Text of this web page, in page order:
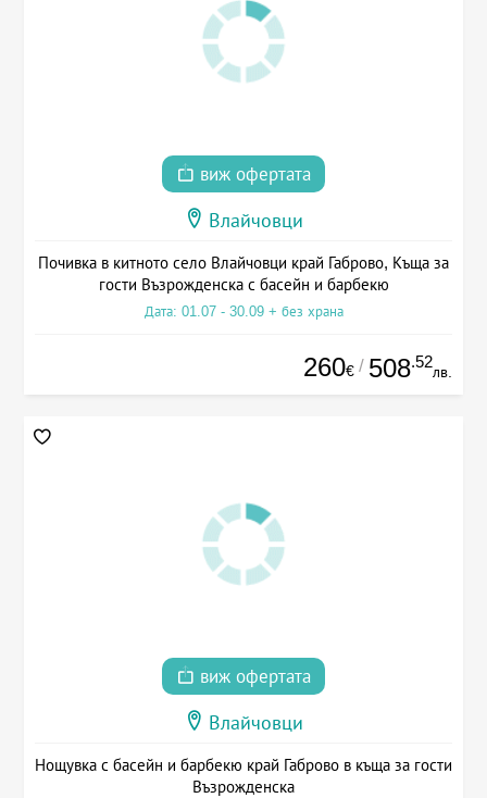
виж офертата
Влайчовци
Почивка в китното село Влайчовци край Габрово, Къща за
гости Възрожденска с басейн и барбекю
Дата: 01.07 - 30.09 + без храна
260€ / 508.52
лв.
виж офертата
Влайчовци
Нощувка с басейн и барбекю край Габрово в къща за гости
Възрожденска